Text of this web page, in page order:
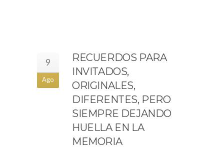
9
Ago
RECUERDOS PARA
INVITADOS,
ORIGINALES,
DIFERENTES, PERO
SIEMPRE DEJANDO
HUELLA EN LA
MEMORIA